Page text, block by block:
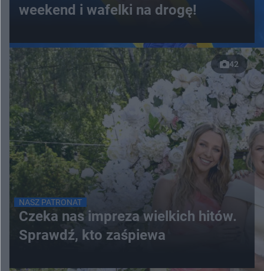
weekend i wafelki na drogę!
42
NASZ PATRONAT
Czeka nas impreza wielkich hitów.
Sprawdź, kto zaśpiewa